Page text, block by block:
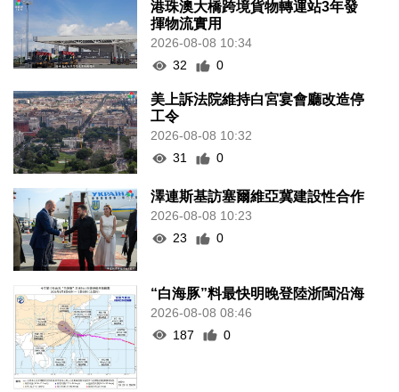
港珠澳大橋跨境貨物轉運站3年發
揮物流實用
2026-08-08 10:34
32
0
美上訴法院維持白宮宴會廳改造停
工令
2026-08-08 10:32
31
0
澤連斯基訪塞爾維亞冀建設性合作
2026-08-08 10:23
23
0
“白海豚”料最快明晚登陸浙閩沿海
2026-08-08 08:46
187
0